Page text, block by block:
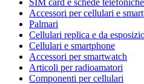
Accessori per cellulari e
Palmari
Cellulari replica e da
Cellulari e smartphone
Accessori per smartwatch
Articoli per radioamatori
Componenti per cellulari